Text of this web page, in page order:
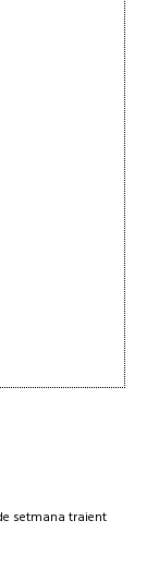
setmana traient